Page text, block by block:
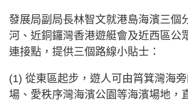
發展局副局長林智文就港島海濱三個
河、近銅鑼灣香港遊艇會及近西區公
連接點，提供三個路線小貼士：
(1) 從東區起步，遊人可由筲箕灣海
場、愛秩序灣海濱公園等海濱場地，